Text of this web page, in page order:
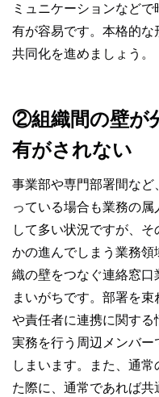
ミュニケーションなど
有が容易です。本格的
共同化を進めましょう。
②組織間の壁が
有がされない
事業部や専門部署間など
っている場合も業務の
して多い状況ですが、
かの進んでしまう業務
織の壁をつなぐ連絡窓
まいがちです。部署を
や責任者に連携に関する
実務を行う周辺メンバ
しまいます。また、通
た際に、通常であれば